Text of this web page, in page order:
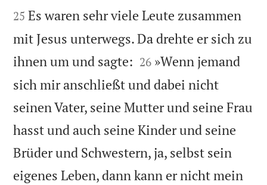


25 Es waren sehr viele Leute zusammen
mit Jesus unterwegs. Da drehte er sich zu
ihnen um und sagte: 

26 »Wenn jemand
sich mir anschließt und dabei nicht
seinen Vater, seine Mutter und seine Frau
hasst und auch seine Kinder und seine
Brüder und Schwestern, ja, selbst sein
eigenes Leben, dann kann er nicht mein